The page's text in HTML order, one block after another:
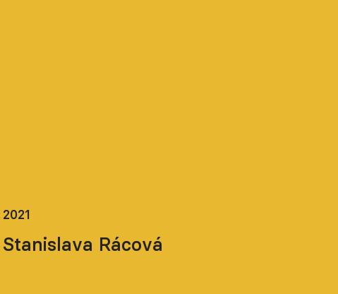
2021
Stanislava Rácová